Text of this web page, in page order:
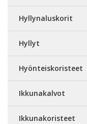
Hyllynaluskorit
Hyllyt
Hyönteiskoristeet
Ikkunakalvot
Ikkunakoristeet